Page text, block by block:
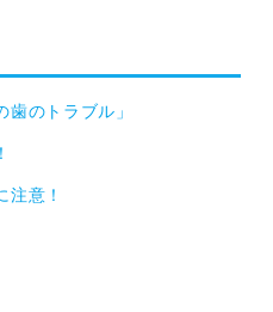
のトラブル」
意！